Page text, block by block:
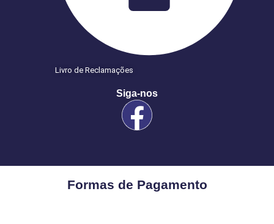
Livro de Reclamações
Siga-nos
Formas de Pagamento